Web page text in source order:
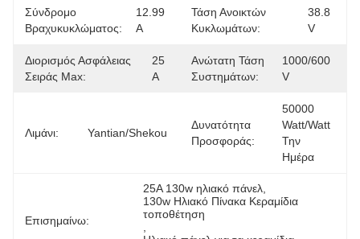
Σύνδρομο
Βραχυκυκλώματος:
12.99
Α
Τάση Ανοικτών
Κυκλωμάτων:
38.8
V
Διορισμός Ασφάλειας
Σειράς Max:
25
Α
Ανώτατη Τάση
Συστημάτων:
1000/600
V
Λιμάνι: Yantian/Shekou
Δυνατότητα
Προσφοράς:
50000
Watt/Watt
Την
Ημέρα
Επισημαίνω:
25A 130w ηλιακό πάνελ
130w Ηλιακό Πίνακα Κεραμίδια
τοποθέτηση